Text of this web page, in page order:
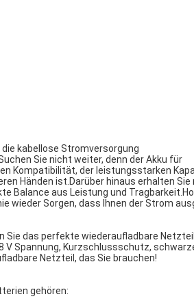
kabellose Stromversorgung
Sie nicht weiter, denn der Akku für
Kompatibilität, der leistungsstarken
Händen ist.Darüber hinaus erhalten Sie
Balance aus Leistung und
wieder Sorgen, dass Ihnen der Strom
Sie das perfekte wiederaufladbare
V Spannung, Kurzschlussschutz,
Netzteil, das Sie brauchen!
gehören: